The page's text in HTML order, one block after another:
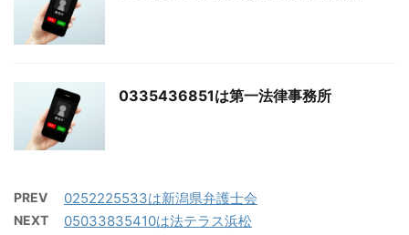
0335436851は第一法律事務所
PREV 0252225533は新潟県弁護士会
NEXT 05033835410は法テラス浜松